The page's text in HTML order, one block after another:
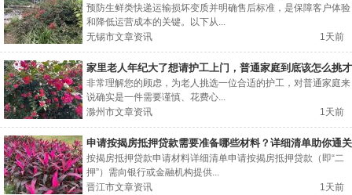
准？
预防生鲜类快递运输损坏变质并明确售后标准，是保障客户体验
和降低运营成本的关键。以下从...
无锡市文章资讯
1天前
家里老人年纪大了想请护工上门，普通家庭到底该怎么挑才
能不踩坑？
非常理解您的顾虑，为老人挑选一位合适的护工，对普通家庭来
说确实是一件需要谨慎、花费心...
滁州市文章资讯
1天前
申请按揭房抵押贷款需要准备哪些材料？详细清单助你通关
按揭房抵押贷款申请材料详细清单申请按揭房抵押贷款（即“二
押”）需向银行或金融机构提供...
晋江市文章资讯
1天前